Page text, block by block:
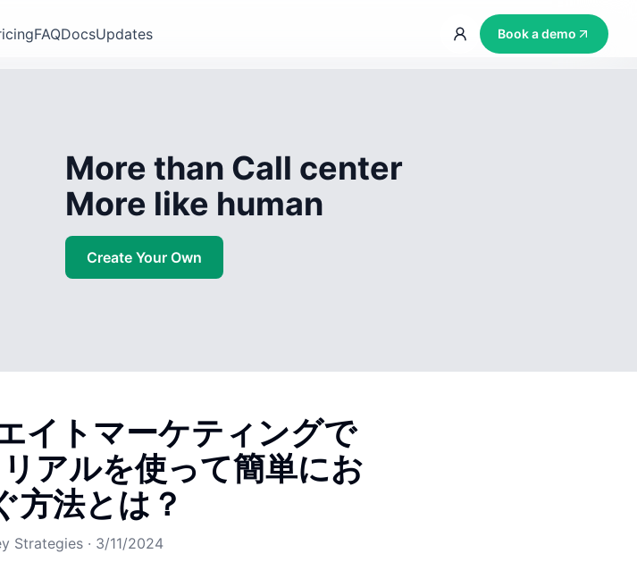
FAQDocsUpdates Book a demo
More than Call center
More like human
Create Your Own
イトマーケティングで
アルを使って簡単にお
方法とは？
Strategies · 3/11/2024